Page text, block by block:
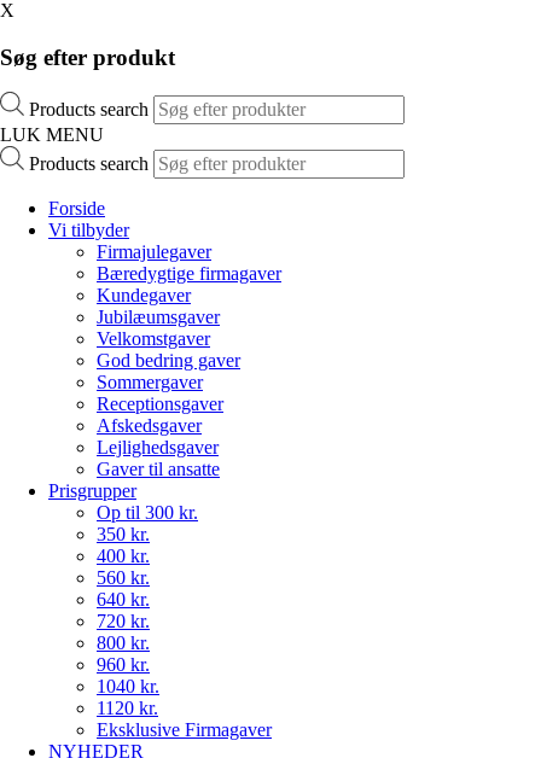
X
Søg efter produkt
Products search
LUK MENU
Products search
Forside
Vi tilbyder
Firmajulegaver
Bæredygtige firmagaver
Kundegaver
Jubilæumsgaver
Velkomstgaver
God bedring gaver
Sommergaver
Receptionsgaver
Afskedsgaver
Lejlighedsgaver
Gaver til ansatte
Prisgrupper
Op til 300 kr.
350 kr.
400 kr.
560 kr.
640 kr.
720 kr.
800 kr.
960 kr.
1040 kr.
1120 kr.
Eksklusive Firmagaver
NYHEDER